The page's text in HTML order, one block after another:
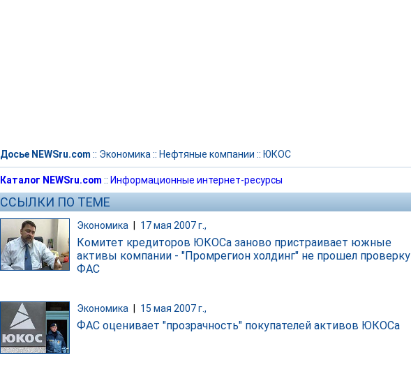
Досье NEWSru.com :: Экономика :: Нефтяные компании :: ЮКОС
Каталог NEWSru.com :: Информационные интернет-ресурсы
ССЫЛКИ ПО ТЕМЕ
Экономика 17 мая 2007 г.,
Комитет кредиторов ЮКОСа заново пристраивает южные
активы компании - "Промрегион холдинг" не прошел проверку
ФАС
Экономика 15 мая 2007 г.,
ФАС оценивает "прозрачность" покупателей активов ЮКОСа